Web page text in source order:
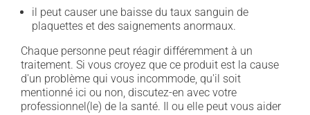
il peut causer une baisse du taux sanguin de
plaquettes et des saignements anormaux.
Chaque personne peut réagir différemment à un
traitement. Si vous croyez que ce produit est la cause
d'un problème qui vous incommode, qu'il soit
mentionné ici ou non, discutez-en avec votre
professionnel(le) de la santé. Il ou elle peut vous aider